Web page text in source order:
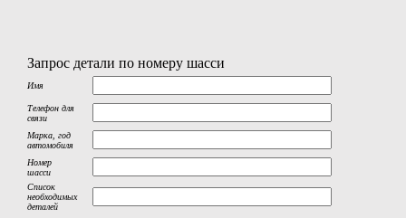
Запрос детали по номеру шасси
Имя
Телефон для
связи
Марка, год
автомобиля
Номер
шасси
Список
необходимых
деталей